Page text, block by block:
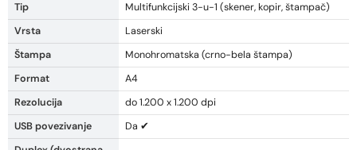
Tip
Multifunkcijski 3-u-1 (skener, kopir, štampač)
Vrsta
Laserski
Štampa
Monohromatska (crno-bela štampa)
Format
A4
Rezolucija
do 1.200 x 1.200 dpi
USB povezivanje
Da ✔